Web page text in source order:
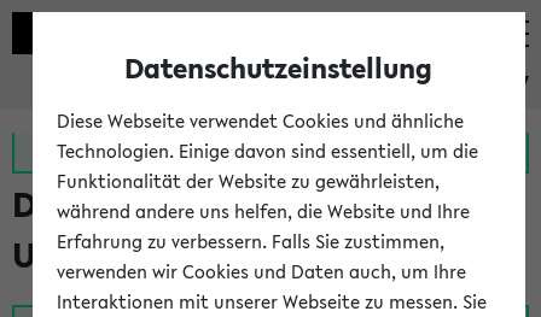
eKVV
Zur MeineUni App Zum MeineUni Portal
Das Lehrangebot der
Universität Bielefeld
Datenschutzeinstellung
Diese Webseite verwendet Cookies und ähnliche
Technologien. Einige davon sind essentiell, um die
Funktionalität der Website zu gewährleisten,
während andere uns helfen, die Website und Ihre
Erfahrung zu verbessern. Falls Sie zustimmen,
verwenden wir Cookies und Daten auch, um Ihre
Interaktionen mit unserer Webseite zu messen. Sie